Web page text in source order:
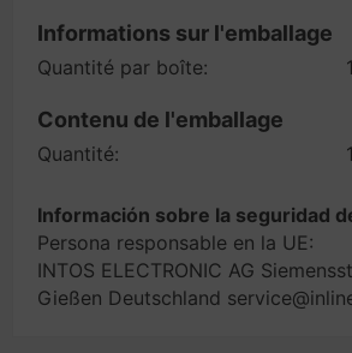
Informations sur l'emballage
Quantité par boîte:
Contenu de l'emballage
Quantité:
Información sobre la seguridad
Persona responsable en la UE:
INTOS ELECTRONIC AG
Gießen Deutschland